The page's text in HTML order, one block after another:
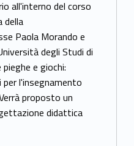
h
ar
e
all'interno del corso
della
Paola Morando e
degli Studi di
e giochi:
l'insegnamento
proposto un
didattica